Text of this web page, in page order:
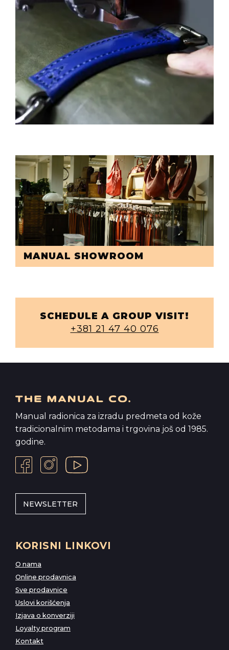
MANUAL SHOWROOM
SCHEDULE A GROUP VISIT!
+381 21 47 40 076
Manual radionica za izradu predmeta od kože
tradicionalnim metodama i trgovina još od 1985.
godine.
NEWSLETTER
KORISNI LINKOVI
O nama
Online prodavnica
Sve prodavnice
Uslovi korišćenja
Izjava o konverziji
Loyalty program
Kontakt